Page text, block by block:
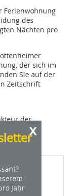
Ferienwohnung
des
Nächten pro
der sich im
Sie auf der
Zeitschrift
der
Behrendt,
x
Jahr